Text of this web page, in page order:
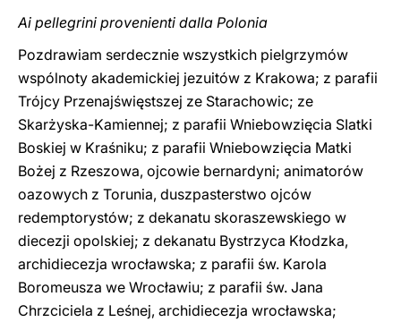
Ai pellegrini provenienti dalla Polonia
Pozdrawiam serdecznie wszystkich pielgrzymów
wspólnoty akademickiej jezuitów z Krakowa; z parafii
Trójcy Przenajświęstszej ze Starachowic; ze
Skarżyska-Kamiennej; z parafii Wniebowzięcia SIatki
Boskiej w Kraśniku; z parafii Wniebowzięcia Matki
Bożej z Rzeszowa, ojcowie bernardyni; animatorów
oazowych z Torunia, duszpasterstwo ojców
redemptorystów; z dekanatu skoraszewskiego w
diecezji opolskiej; z dekanatu Bystrzyca Kłodzka,
archidiecezja wrocławska; z parafii św. Karola
Boromeusza we Wrocławiu; z parafii św. Jana
Chrzciciela z Leśnej, archidiecezja wrocławska;